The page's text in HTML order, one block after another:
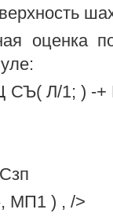
оценка
СЪ( Л/1; ) -+
МП1 ) , />